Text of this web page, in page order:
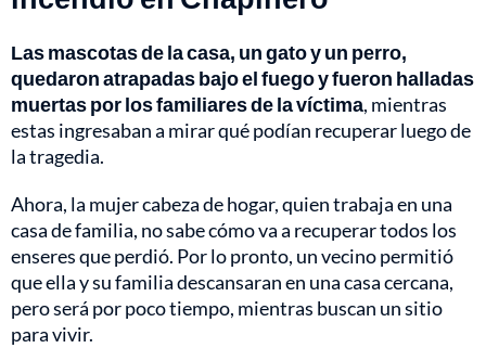
Las mascotas de la casa, un gato y un perro,
quedaron atrapadas bajo el fuego y fueron halladas
muertas por los familiares de la víctima, mientras
estas ingresaban a mirar qué podían recuperar luego de
la tragedia.
Ahora, la mujer cabeza de hogar, quien trabaja en una
casa de familia, no sabe cómo va a recuperar todos los
enseres que perdió. Por lo pronto, un vecino permitió
que ella y su familia descansaran en una casa cercana,
pero será por poco tiempo, mientras buscan un sitio
para vivir.